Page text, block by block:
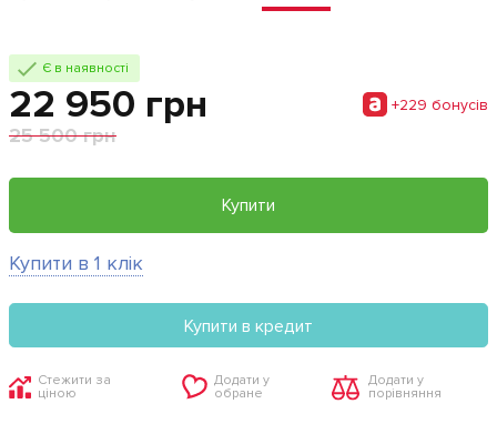
Є в наявності
22 950 грн +229 бонусiв
25 500 грн
Купити
Купити в 1 клік
Купити в кредит
Стежити за
ціною
Додати у
обране
Додати у
порівняння